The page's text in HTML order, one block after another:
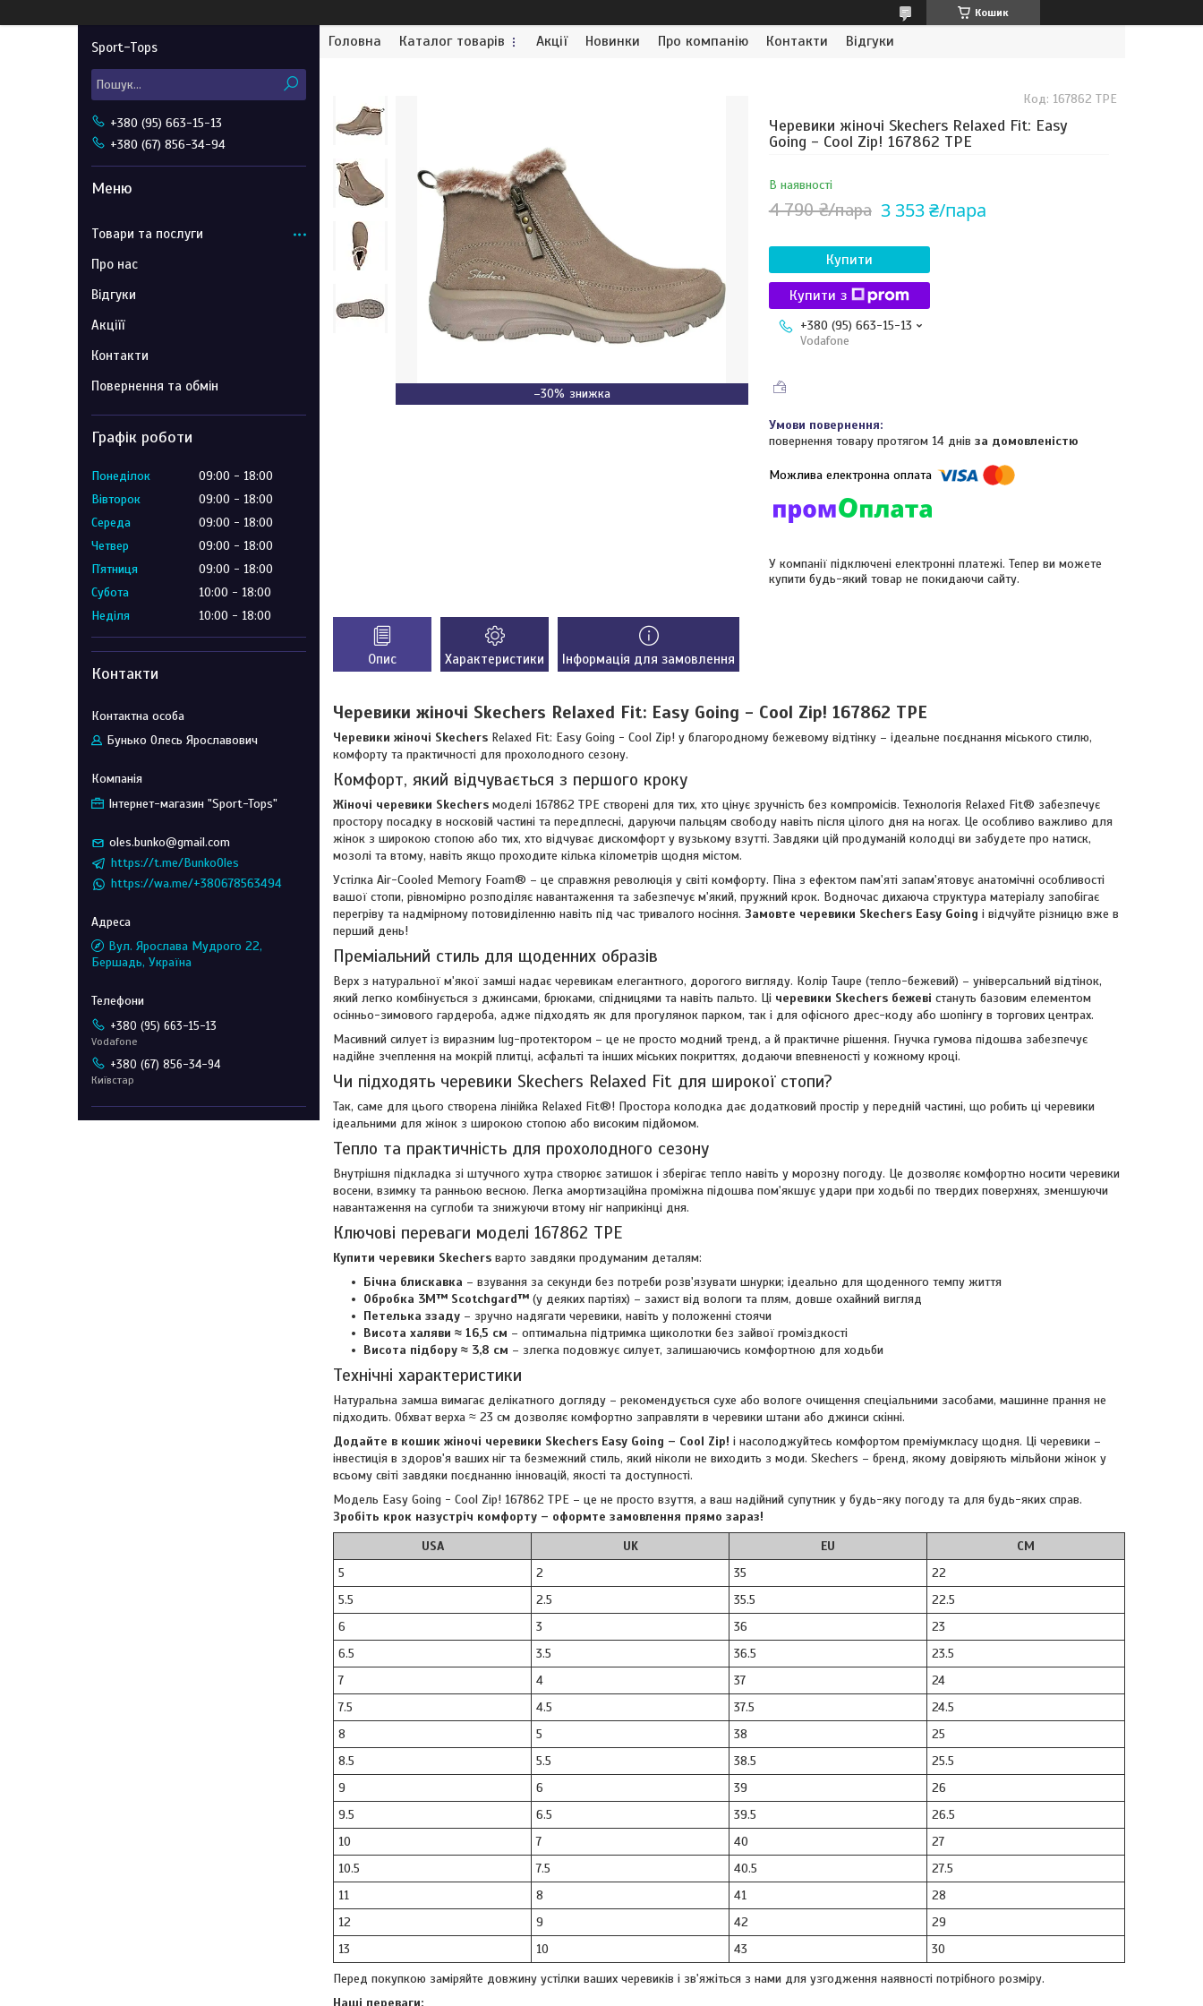
Кошик
Головна Каталог товарів Акції Новинки Про компанію Контакти Відгуки
–30%
Черевики жіночі Skechers Relaxed Fit: Easy
Going - Cool Zip! 167862 TPE
В наявності
Код: 167862 TPE
4 790 ₴/пара 3 353 ₴/пара
Купити
Купити з
+380 (95) 663-15-13
Vodafone
повернення товару протягом 14 днів за домовленістю
У компанії підключені електронні платежі. Тепер ви можете
купити будь-який товар не покидаючи сайту.
Опис Характеристики Інформація для замовлення
Черевики жіночі Skechers Relaxed Fit: Easy Going - Cool Zip! 167862 TPE
Черевики жіночі Skechers Relaxed Fit: Easy Going - Cool Zip! у благородному бежевому відтінку – ідеальне поєднання міського стилю,
комфорту та практичності для прохолодного сезону.
Комфорт, який відчувається з першого кроку
Жіночі черевики Skechers моделі 167862 TPE створені для тих, хто цінує зручність без компромісів. Технологія Relaxed Fit® забезпечує
простору посадку в носковій частині та передплесні, даруючи пальцям свободу навіть після цілого дня на ногах. Це особливо важливо для
жінок з широкою стопою або тих, хто відчуває дискомфорт у вузькому взутті. Завдяки цій продуманій колодці ви забудете про натиск,
мозолі та втому, навіть якщо проходите кілька кілометрів щодня містом.
Устілка Air-Cooled Memory Foam® – це справжня революція у світі комфорту. Піна з ефектом пам'яті запам'ятовує анатомічні особливості
вашої стопи, рівномірно розподіляє навантаження та забезпечує м'який, пружний крок. Водночас дихаюча структура матеріалу запобігає
перегріву та надмірному потовиділенню навіть під час тривалого носіння. Замовте черевики Skechers Easy Going і відчуйте різницю вже в
перший день!
Преміальний стиль для щоденних образів
Верх з натуральної м'якої замші надає черевикам елегантного, дорогого вигляду. Колір Taupe (тепло-бежевий) – універсальний відтінок,
який легко комбінується з джинсами, брюками, спідницями та навіть пальто. Ці черевики Skechers бежеві стануть базовим елементом
осінньо-зимового гардероба, адже підходять як для прогулянок парком, так і для офісного дрес-коду або шопінгу в торгових центрах.
Масивний силует із виразним lug-протектором – це не просто модний тренд, а й практичне рішення. Гнучка гумова підошва забезпечує
надійне зчеплення на мокрій плитці, асфальті та інших міських покриттях, додаючи впевненості у кожному кроці.
Чи підходять черевики Skechers Relaxed Fit для широкої стопи?
Так, саме для цього створена лінійка Relaxed Fit®! Простора колодка дає додатковий простір у передній частині, що робить ці черевики
ідеальними для жінок з широкою стопою або високим підйомом.
Тепло та практичність для прохолодного сезону
Внутрішня підкладка зі штучного хутра створює затишок і зберігає тепло навіть у морозну погоду. Це дозволяє комфортно носити черевики
восени, взимку та ранньою весною. Легка амортизаційна проміжна підошва пом'якшує удари при ходьбі по твердих поверхнях, зменшуючи
навантаження на суглоби та знижуючи втому ніг наприкінці дня.
Ключові переваги моделі 167862 TPE
Купити черевики Skechers варто завдяки продуманим деталям:
Бічна блискавка – взування за секунди без потреби розв'язувати шнурки; ідеально для щоденного темпу життя
Обробка 3M™ Scotchgard™ (у деяких партіях) – захист від вологи та плям, довше охайний вигляд
Петелька ззаду – зручно надягати черевики, навіть у положенні стоячи
Висота халяви ≈ 16,5 см – оптимальна підтримка щиколотки без зайвої громіздкості
Висота підбору ≈ 3,8 см – злегка подовжує силует, залишаючись комфортною для ходьби
Технічні характеристики
Натуральна замша вимагає делікатного догляду – рекомендується сухе або вологе очищення спеціальними засобами, машинне прання не
підходить. Обхват верха ≈ 23 см дозволяє комфортно заправляти в черевики штани або джинси скінні.
Додайте в кошик жіночі черевики Skechers Easy Going – Cool Zip! і насолоджуйтесь комфортом преміумкласу щодня. Ці черевики –
інвестиція в здоров'я ваших ніг та безмежний стиль, який ніколи не виходить з моди. Skechers – бренд, якому довіряють мільйони жінок у
всьому світі завдяки поєднанню інновацій, якості та доступності.
Модель Easy Going - Cool Zip! 167862 TPE – це не просто взуття, а ваш надійний супутник у будь-яку погоду та для будь-яких справ.
Зробіть крок назустріч комфорту – оформте замовлення прямо зараз!
USA
UK EU
CM
5
2 35
22
5.5
2.5 35.5
22.5
6
3 36
23
6.5
3.5 36.5
23.5
7
4 37
24
7.5
4.5 37.5
24.5
8
5 38
25
8.5
5.5 38.5
25.5
9
6 39
26
9.5
6.5 39.5
26.5
10
7 40
27
10.5
7.5 40.5
27.5
11
8 41
28
12
9 42
29
13
10 43
30
Перед покупкою заміряйте довжину устілки ваших черевиків і зв'яжіться з нами для узгодження наявності потрібного розміру.
Наші переваги:
Sport-Tops
+380 (95) 663-15-13
+380 (67) 856-34-94
Товари та послуги
Про нас
Відгуки
Акціїї
Контакти
Повернення та обмін
Графік роботи
Понеділок 09:00
18:00
Вівторок
09:00
18:00
Середа
09:00
18:00
Четвер
09:00
18:00
Пʼятниця
09:00
18:00
Субота
10:00
18:00
Неділя
10:00 18:00
Контакти
Бунько Олесь Ярославович
Інтернет-магазин "Sport-Tops"
oles.bunko@gmail.com
https://t.me/BunkoOles
https://wa.me/+380678563494
Вул. Ярослава Мудрого 22,
Бершадь, Україна
+380 (95) 663-15-13
Vodafone
+380 (67) 856-34-94
Київстар